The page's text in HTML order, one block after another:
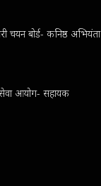
चयन बोर्ड- कनिष्ठ अभियंता
आयोग- सहायक